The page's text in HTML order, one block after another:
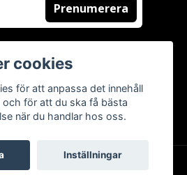
Prenumerera
cookies
för att anpassa det innehåll
för att du ska få bästa
när du handlar hos oss.
Inställningar